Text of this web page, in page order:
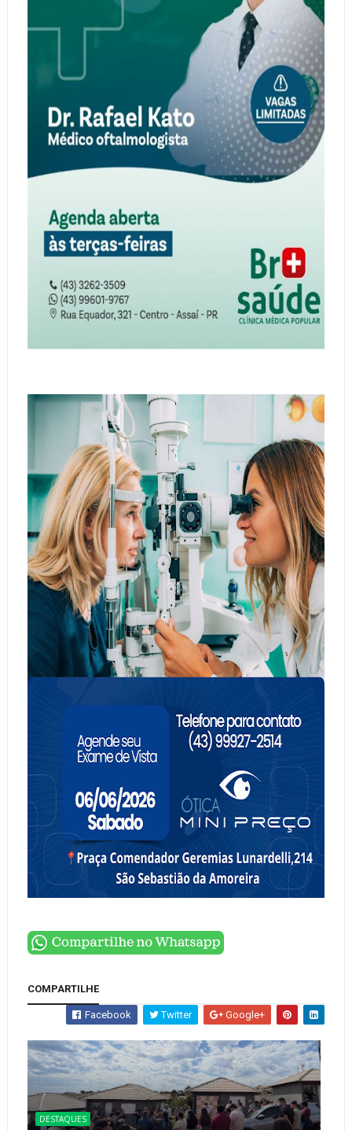
COMPARTILHE
Facebook Twitter Google+
DESTAQUES